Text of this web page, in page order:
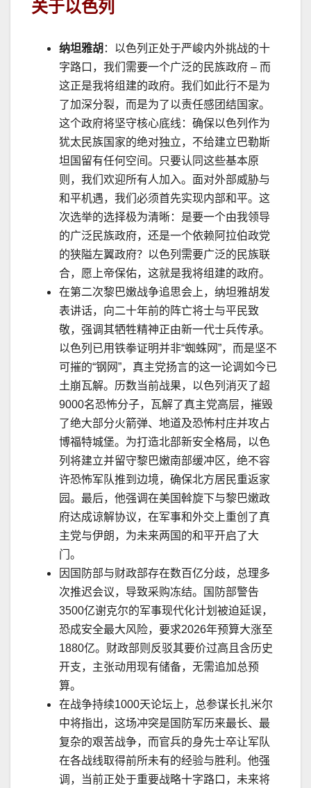
关于以色列
纳坦雅胡 ：以色列正处于严峻内外挑战的十
字路口，我们需要一个广泛的民族政府 – 而
这正是我将组建的政府。我们如此行不是为
了加深分裂，而是为了以责任感团结国家。
这个政府将坚守核心底线：确保以色列作为
犹太民族国家的绝对独立，不给建立巴勒斯
坦国留有任何空间。只要认同这些基本原
则，我们欢迎所有人加入。面对外部威胁与
和平机遇，我们必须首先实现内部和平。这
次选举的选择极为清晰：是要一个由我领导
的广泛民族政府，还是一个依赖阿拉伯政党
的狭隘左翼政府？以色列需要广泛的民族联
合，愿上帝保佑，这就是我将组建的政府。
在第二次黎巴嫩战争追思会上，纳坦雅胡发
表讲话，向二十年前的阵亡将士与平民致
敬，强调其牺牲精神正由新一代士兵传承。
以色列已用铁拳证明并非“蜘蛛网”，而是坚不
可摧的“钢网”，真主党扬言的这一论调如今已
土崩瓦解。历数当前战果，以色列消灭了超
9000名恐怖分子，瓦解了真主党高层，摧毁
了绝大部分火箭弹、地道及恐怖村庄并攻占
博福特城堡。为打造北部新安全格局，以色
列将建立并留守黎巴嫩南部缓冲区，绝不容
许恐怖军队推到边境，确保北方居民重返家
园。最后，他强调在美国斡旋下与黎巴嫩政
府达成谅解协议，在军事和外交上重创了真
主党与伊朗，为未来两国的和平开启了大
门。
因国防部与财政部存在数百亿分歧，总理多
次推迟会议，导致采购冻结。国防部警告
3500亿谢克尔的军事现代化计划被迫延误，
恐成安全最大风险，要求2026年预算大涨至
1880亿。财政部则反驳其要价过高且含历史
开支，主张动用现有储备，无需追加总预
算。
在战争持续1000天论坛上，总参谋长扎米尔
中将指出，这场冲突是国防军历来最长、最
复杂的艰苦战争，而官兵的身先士卒让军队
在各战线取得前所未有的经验与胜利。他强
调，当前正处于重要战略十字路口，未来将